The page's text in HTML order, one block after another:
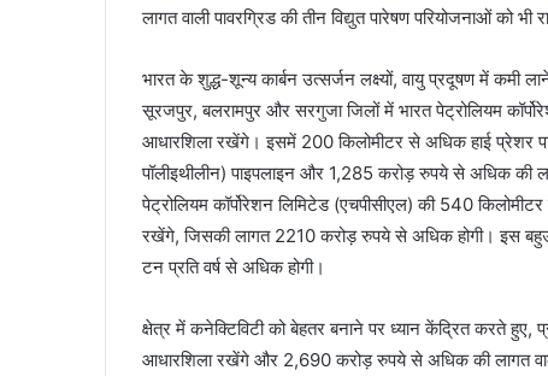
लागत वाली पावरग्रिड की तीन विद्युत पारेषण परियोजनाओं को भी
भारत के शुद्ध-शून्य कार्बन उत्सर्जन लक्ष्यों, वायु प्रदूषण में कमी
सूरजपुर, बलरामपुर और सरगुजा जिलों में भारत पेट्रोलियम
आधारशिला रखेंगे। इसमें 200 किलोमीटर से अधिक हाई प्रेशर
पॉलीइथीलीन) पाइपलाइन और 1,285 करोड़ रुपये से अधिक की
पेट्रोलियम कॉर्पोरेशन लिमिटेड (एचपीसीएल) की 540
रखेंगे, जिसकी लागत 2210 करोड़ रुपये से अधिक होगी। इस
टन प्रति वर्ष से अधिक होगी।
क्षेत्र में कनेक्टिविटी को बेहतर बनाने पर ध्यान केंद्रित करते हुए,
आधारशिला रखेंगे और 2,690 करोड़ रुपये से अधिक की लागत